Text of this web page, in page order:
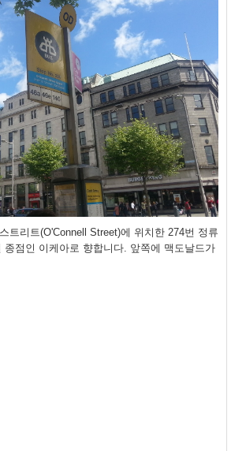
트리트(O'Connell Street)에 위치한 274번 정류
종점인 이케아로 향합니다. 앞쪽에 맥도날드가